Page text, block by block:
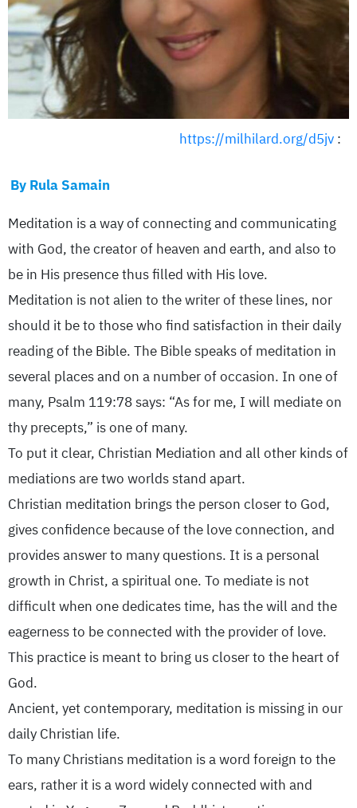
:
https://milhilard.org/d5jv
By Rula Samain
Meditation is a way of connecting and communicating
with God, the creator of heaven and earth, and also to
be in His presence thus filled with His love.
Meditation is not alien to the writer of these lines, nor
should it be to those who find satisfaction in their daily
reading of the Bible. The Bible speaks of meditation in
several places and on a number of occasion. In one of
many, Psalm 119:78 says: “As for me, I will mediate on
thy precepts,” is one of many.
To put it clear, Christian Mediation and all other kinds of
mediations are two worlds stand apart.
Christian meditation brings the person closer to God,
gives confidence because of the love connection, and
provides answer to many questions. It is a personal
growth in Christ, a spiritual one. To mediate is not
difficult when one dedicates time, has the will and the
eagerness to be connected with the provider of love.
This practice is meant to bring us closer to the heart of
God.
Ancient, yet contemporary, meditation is missing in our
daily Christian life.
To many Christians meditation is a word foreign to the
ears, rather it is a word widely connected with and